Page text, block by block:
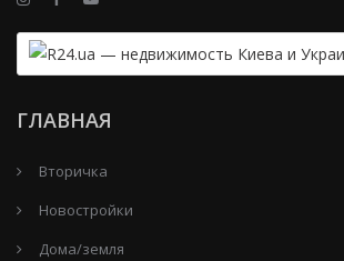
ГЛАВНАЯ
Вторичка
Новостройки
Дома/земля